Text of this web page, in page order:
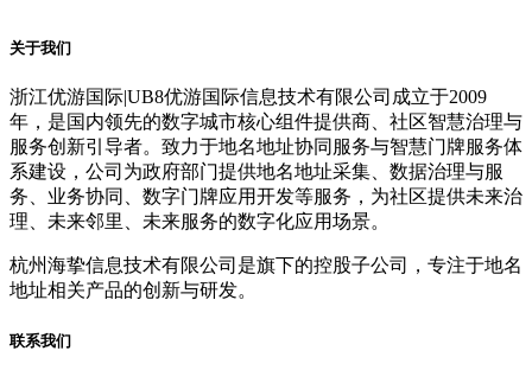
关于我们
浙江优游国际|UB8优游国际信息技术有限公司成立于2009
年，是国内领先的数字城市核心组件提供商、社区智慧治理与
服务创新引导者。致力于地名地址协同服务与智慧门牌服务体
系建设，公司为政府部门提供地名地址采集、数据治理与服
务、业务协同、数字门牌应用开发等服务，为社区提供未来治
理、未来邻里、未来服务的数字化应用场景。
杭州海挚信息技术有限公司是旗下的控股子公司，专注于地名
地址相关产品的创新与研发。
联系我们